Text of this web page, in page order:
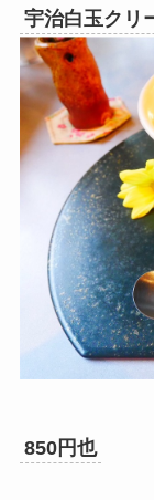
宇治白玉クリ
850円也